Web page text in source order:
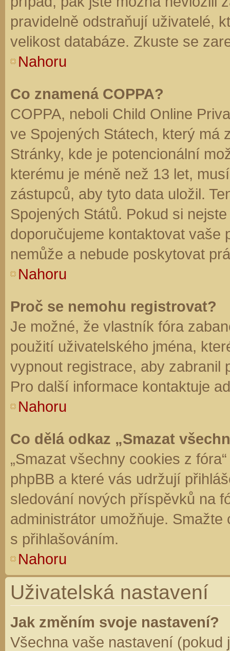
pravidelně odstraňují uživatelé,
velikost databáze. Zkuste se
Nahoru
Co znamená COPPA?
COPPA, neboli Child Online
ve Spojených Státech, který má
Stránky, kde je potencionální
kterému je méně než 13 let,
zástupců, aby tyto data uložil.
Spojených Států. Pokud si
doporučujeme kontaktovat vaše
nemůže a nebude poskytovat
Nahoru
Proč se nemohu registrovat?
Je možné, že vlastník fóra
použití uživatelského jména,
vypnout registrace, aby zabranil
Pro další informace kontaktuje
Nahoru
Co dělá odkaz „Smazat
„Smazat všechny cookies z
phpBB a které vás udržují
sledování nových příspěvků na
administrátor umožňuje.
s přihlašováním.
Nahoru
Uživatelská nastavení
Jak změním svoje nastavení?
Všechna vaše nastavení (pokud